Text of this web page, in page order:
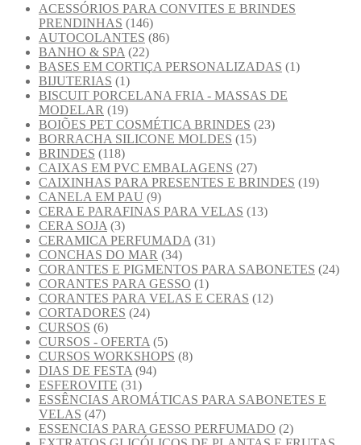
ACESSÓRIOS PARA CONVITES E BRINDES
PRENDINHAS (146)
AUTOCOLANTES (86)
BANHO & SPA (22)
BASES EM CORTIÇA PERSONALIZADAS (1)
BIJUTERIAS (1)
BISCUIT PORCELANA FRIA - MASSAS DE
MODELAR (19)
BOIÕES PET COSMÉTICA BRINDES (23)
BORRACHA SILICONE MOLDES (15)
BRINDES (118)
CAIXAS EM PVC EMBALAGENS (27)
CAIXINHAS PARA PRESENTES E BRINDES (19)
CANELA EM PAU (9)
CERA E PARAFINAS PARA VELAS (13)
CERA SOJA (3)
CERAMICA PERFUMADA (31)
CONCHAS DO MAR (34)
CORANTES E PIGMENTOS PARA SABONETES (24)
CORANTES PARA GESSO (1)
CORANTES PARA VELAS E CERAS (12)
CORTADORES (24)
CURSOS (6)
CURSOS - OFERTA (5)
CURSOS WORKSHOPS (8)
DIAS DE FESTA (94)
ESFEROVITE (31)
ESSÊNCIAS AROMÁTICAS PARA SABONETES E
VELAS (47)
ESSENCIAS PARA GESSO PERFUMADO (2)